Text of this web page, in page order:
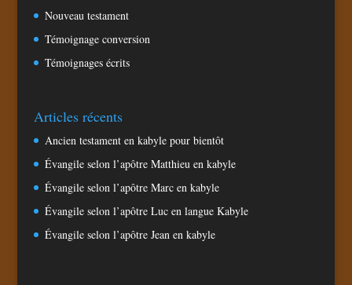
Nouveau testament
Témoignage conversion
Témoignages écrits
Articles récents
Ancien testament en kabyle pour bientôt
Évangile selon l’apôtre Matthieu en kabyle
Évangile selon l’apôtre Marc en kabyle
Évangile selon l’apôtre Luc en langue Kabyle
Évangile selon l’apôtre Jean en kabyle